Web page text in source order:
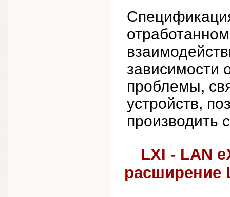
зависимости
проблемы,
устройств,
производить
LXI - LAN
расширение